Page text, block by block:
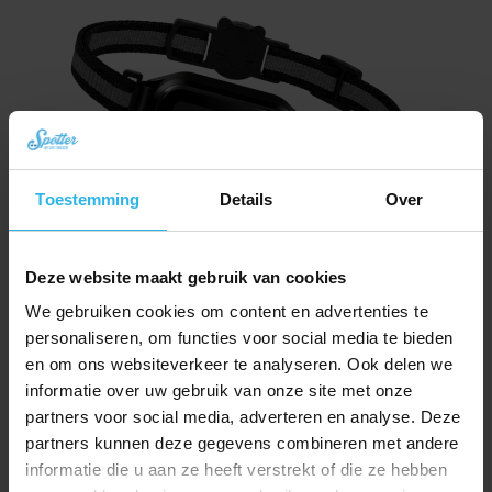
Toestemming Details Over
Deze website maakt gebruik van cookies
We gebruiken cookies om content en advertenties te
personaliseren, om functies voor social media te bieden
en om ons websiteverkeer te analyseren. Ook delen we
informatie over uw gebruik van onze site met onze
partners voor social media, adverteren en analyse. Deze
partners kunnen deze gegevens combineren met andere
informatie die u aan ze heeft verstrekt of die ze hebben
Spotter CatX – Lokalizator GPS dla Kota z Wyświetlaczem, Bez Abonamentu
(Nowość!)
376,46 Pierwotna
cena
wynosiła:
zł334,60Aktualna
cena
wynosi:
zł 334,60.